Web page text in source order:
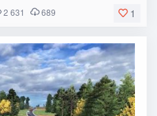
1
2 631 689